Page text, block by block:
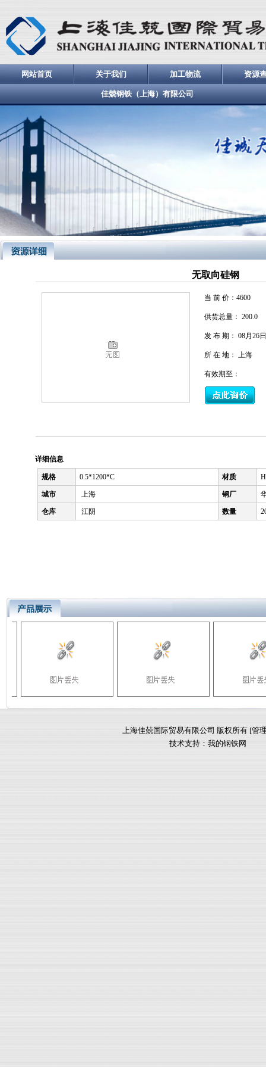
网站首页 关于我们 加工物流 资源
佳兢钢铁（上海）有限公司
无取向硅钢
当 前 价：4600
供货总量： 200.0
发 布 期： 08月26
所 在 地： 上海
有效期至：
详细信息
规格 0.5*1200*C 材质
城市 上海 钢厂
仓库 江阴 数量
上海佳兢国际贸易有限公司 版权所有 [管
技术支持： 我的钢铁网